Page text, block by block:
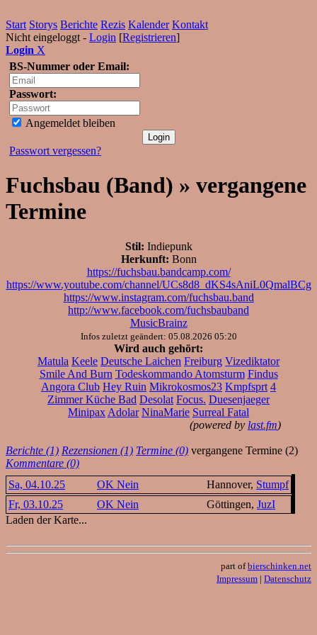
Start Storys Berichte Rezis Kalender Kontakt
Nicht eingeloggt - Login [Registrieren]
Login X
BS-Nummer oder Email:
Passwort:
Angemeldet bleiben
Passwort vergessen?
Fuchsbau (Band) » vergangene
Termine
Stil: Indiepunk
Herkunft: Bonn
https://fuchsbau.bandcamp.com/
https://www.youtube.com/channel/UCs8d8_dKS4sAniL0QmalBCg
https://www.instagram.com/fuchsbau.band
http://www.facebook.com/fuchsbauband
MusicBrainz
Infos zuletzt geändert: 05.08.2026 05:20
Wird auch gehört:
Matula Keele Deutsche Laichen Freiburg Vizediktator
Smile And Burn Todeskommando Atomsturm Findus
Angora Club Hey Ruin Mikrokosmos23 Kmpfsprt 4
Zimmer Küche Bad Desolat Focus. Duesenjaeger
Minipax Adolar NinaMarie Surreal Fatal
(powered by last.fm)
Berichte (1) Rezensionen (1) Termine (0) vergangene Termine (2)
Kommentare (0)
Sa, 04.10.25
OK Nein Hannover, Stumpf
Fr, 03.10.25
OK Nein Göttingen, JuzI
Laden der Karte...
part ofbierschinken.net
Impressum | Datenschutz